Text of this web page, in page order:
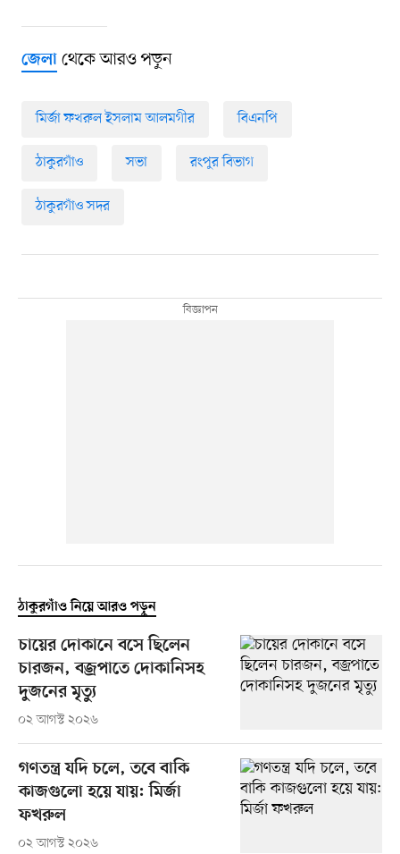
জেলাথেকে আরও পড়ুন
মির্জা ফখরুল ইসলাম আলমগীর বিএনপি
ঠাকুরগাঁও সভা রংপুর বিভাগ
ঠাকুরগাঁও সদর
ঠাকুরগাঁও নিয়ে আরও পড়ুন
চায়ের দোকানে বসে ছিলেন
চারজন, বজ্রপাতে দোকানিসহ
দুজনের মৃত্যু
০২ আগস্ট ২০২৬
গণতন্ত্র যদি চলে, তবে বাকি
কাজগুলো হয়ে যায়: মির্জা
ফখরুল
০২ আগস্ট ২০২৬